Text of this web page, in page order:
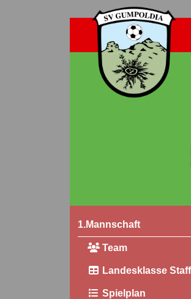
1.Mannschaft
Team
Landesklasse
Spielplan